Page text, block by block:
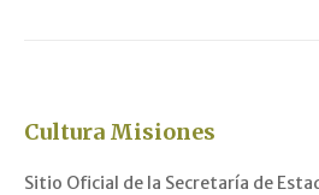
Cultura Misiones
Sitio Oficial de la Secretaría de